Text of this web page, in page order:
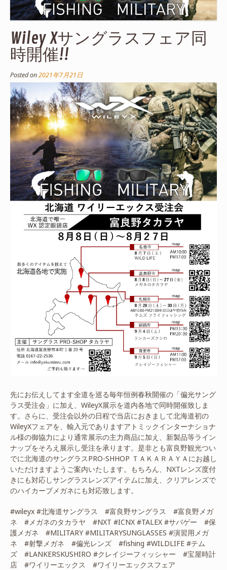
Wiley Xサングラスフェア同
時開催!!
Posted on2021年7月21日
先にお伝えしてます全道を巡る毎年恒例春秋開催の「偏光サング
ラス受注会」に加え、WileyX展示を道内各地で同時開催致しま
す。さらに、受注会以外の日程で当店におきまして北海道初の
WileyXフェアを、輸入元でありますアトミックインターナショナ
ル様の御協力により通常展示の主力商品に加え、新製品等ライン
ナップをそろえ展示し受注を承ります。是非とも富良野観光つい
でに北海道のサングラスPRO-SHHOP ＴＡＫＡＲＡＹＡにお越し
いただけますようご案内いたします。もちろん、NXTレンズ度付
きにも対応しサングラスレンズアイテムに加え、クリアレンズで
のハイカーブメガネにも対応致します。
#wileyx #北海道サングラス #富良野サングラス #富良野メガ
ネ #メガネのタカラヤ #NXT #ICNX #TALEX #サバゲー #保
護メガネ #MILITARY #MILITARYSUNGLASSES #演習用メガ
ネ #射撃メガネ #偏光レンズ #fishing #WILDLIFE #テム
ズ #LANKERSKUSHIRO #クレイジーフィッシャー #宝屋時計
店 #ワイリーエックス #ワイリーエックスフェア